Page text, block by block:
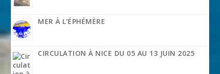
MER À L’ÉPHÉMÈRE
CIRCULATION À NICE DU 05 AU 13 JUIN 2025